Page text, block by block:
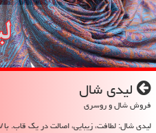
لیدی شال
فروش شال و روسری
لیدی شال: لطافت، زیبایی، اصالت در یک قاب. با